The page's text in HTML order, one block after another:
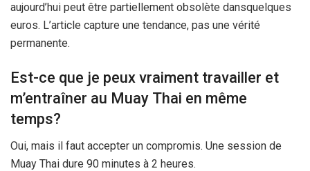
aujourd’hui peut être partiellement obsolète dansquelques
euros. L’article capture une tendance, pas une vérité
permanente.
Est-ce que je peux vraiment travailler et
m’entraîner au Muay Thai en même
temps?
Oui, mais il faut accepter un compromis. Une session de
Muay Thai dure 90 minutes à 2 heures.